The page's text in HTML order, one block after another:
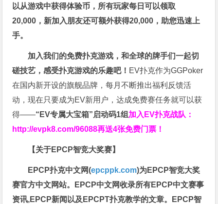
以从游戏中获得体验币，所有玩家每日可以领取
20,000，新加入朋友还可额外获得20,000，助您迅速上
手。
加入我们的免费扑克游戏，和全球的牌手们一起切
磋技艺，感受扑克游戏的乐趣吧！ EV扑克作为GGPoker
在国内新开设的旗舰品牌，每月不断推出福利反馈活
动，现在只要成为EV新用户，达成免费赛任务就可以获
得——“EV专属大宝箱”启动码1组 加入EV扑克战队：
http://evpk8.com/96088再送4张免费门票！
【关于EPCP智竞大奖赛】
EPCP扑克中文网(epcppk.com)为EPCP智竞大奖
赛官方中文网站。EPCP中文网收录所有EPCP中文赛事
资讯,EPCP新闻以及EPCPT扑克教学的文章。EPCP智